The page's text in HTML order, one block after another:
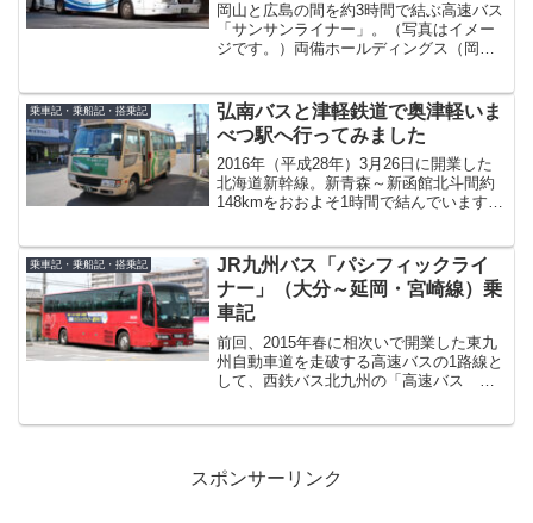
岡山と広島の間を約3時間で結ぶ高速バス
「サンサンライナー」。（写真はイメー
ジです。）両備ホールディングス（岡山
復（1日12往復）運行しています。並行す
るJR山陽新幹...
乗車記・乗船記・搭乗記
弘南バスと津軽鉄道で奥津軽いま
べつ駅へ行ってみました
2016年（平成28年）3月26日に開業した
北海道新幹線。新青森～新函館北斗間約
148kmをおおよそ1時間で結んでいます
り、東京～新函館間は最速4時間2分で直
結。東京・...
乗車記・乗船記・搭乗記
JR九州バス「パシフィックライ
ナー」（大分～延岡・宮崎線）乗
車記
前回、2015年春に相次いで開業した東九
州自動車道を走破する高速バスの1路線と
して、西鉄バス北九州の「高速バス 北
スポンサーリンク